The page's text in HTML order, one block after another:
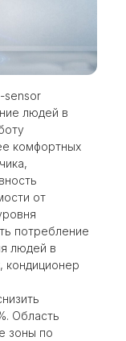
sensor
людей в
комфортных
от
потребление
людей в
кондиционер
Область
зоны по